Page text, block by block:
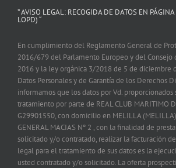
” AVISO LEGAL: RECOGIDA DE DATOS EN
LOPD) “
En cumplimiento del Reglamento General de
2016/679 del Parlamento Europeo y del Consejo
2016 y la ley orgánica 3/2018 de 5 de diciembre
Datos Personales y de Garantía de los Derechos
informamos que los datos por Vd. proporcionados
tratamiento por parte de REAL CLUB MARITIMO
G29901550, con domicilio en MELILLA
GENERAL MACIAS Nº 2 , con la finalidad de
solicitado y/o contratado, realizar la facturación
legal para el tratamiento de sus datos es la
usted contratado y/o solicitado. La oferta